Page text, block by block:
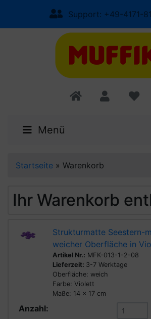
Support: +49-4171-
Menü
Startseite » Warenkorb
Ihr Warenkorb
Strukturmatte Seestern-
weicher Oberfläche in
Artikel Nr.: MFK-013-1-2-08
Lieferzeit: 3-7 Werktage
Oberfläche: weich
Farbe: Violett
Maße: 14 x 17 cm
Anzahl: